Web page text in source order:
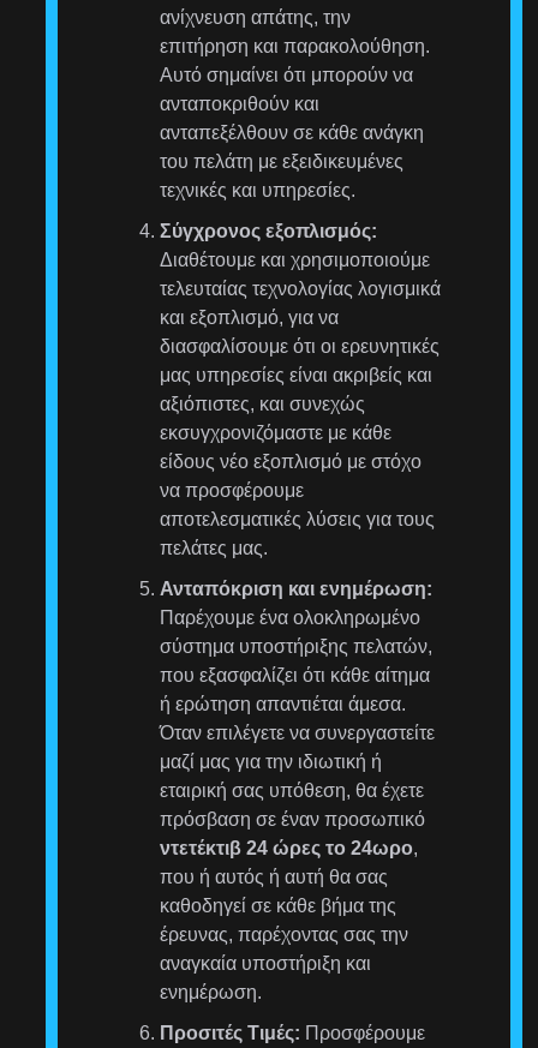
ανίχνευση απάτης, την
επιτήρηση και παρακολούθηση.
Αυτό σημαίνει ότι μπορούν να
ανταποκριθούν και
ανταπεξέλθουν σε κάθε ανάγκη
του πελάτη με εξειδικευμένες
τεχνικές και υπηρεσίες.
Σύγχρονος εξοπλισμός:
Διαθέτουμε και χρησιμοποιούμε
τελευταίας τεχνολογίας λογισμικά
και εξοπλισμό, για να
διασφαλίσουμε ότι οι ερευνητικές
μας υπηρεσίες είναι ακριβείς και
αξιόπιστες, και συνεχώς
εκσυγχρονιζόμαστε με κάθε
είδους νέο εξοπλισμό με στόχο
να προσφέρουμε
αποτελεσματικές λύσεις για τους
πελάτες μας.
Ανταπόκριση και ενημέρωση:
Παρέχουμε ένα ολοκληρωμένο
σύστημα υποστήριξης πελατών,
που εξασφαλίζει ότι κάθε αίτημα
ή ερώτηση απαντιέται άμεσα.
Όταν επιλέγετε να συνεργαστείτε
μαζί μας για την ιδιωτική ή
εταιρική σας υπόθεση, θα έχετε
πρόσβαση σε έναν προσωπικό
ντετέκτιβ 24 ώρες το 24ωρο,
που ή αυτός ή αυτή θα σας
καθοδηγεί σε κάθε βήμα της
έρευνας, παρέχοντας σας την
αναγκαία υποστήριξη και
ενημέρωση.
Προσιτές Τιμές: Προσφέρουμε